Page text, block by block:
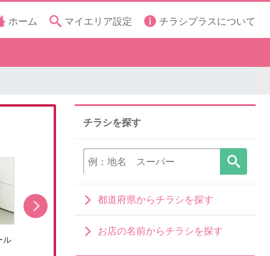
ホーム マイエリア設定 チラシプラスについて
ル 冷蔵庫キャンペーン
チラシを探す
都道府県からチラシを探す
お店の名前からチラシを探す